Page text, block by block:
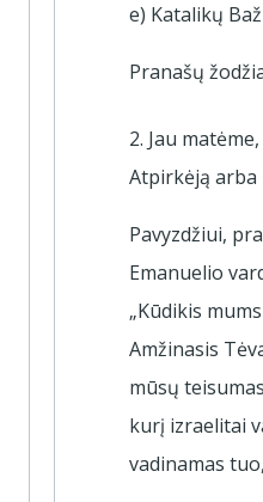
e) Katalikų
Pranašų
2. Jau
Atpirkėją arba
Pavyzdžiui,
Emanuelio
„Kūdikis
Amžinasis
mūsų
kurį izraelitai
vadinamas